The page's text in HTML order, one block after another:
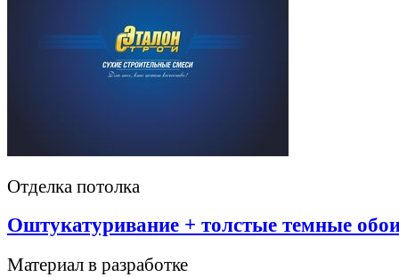
Отделка потолка
Оштукатуривание + толстые темные
Материал в разработке